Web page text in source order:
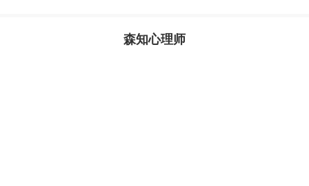
了与真实自我的持久的矛盾，陷入“自我战争”的深渊，并与
其实，从我们生命最初往往最为真实与自然，但后来由于
森知心理师